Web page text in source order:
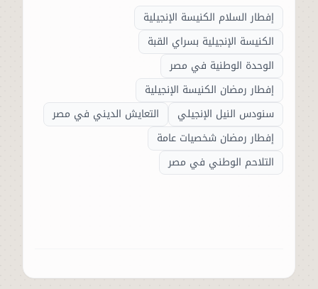
إفطار السلام الكنيسة الإنجيلية
الكنيسة الإنجيلية بسراي القبة
الوحدة الوطنية في مصر
إفطار رمضان الكنيسة الإنجيلية
سنودس النيل الإنجيلي
التعايش الديني في مصر
إفطار رمضان شخصيات عامة
التلاحم الوطني في مصر